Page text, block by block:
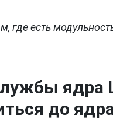
где есть
ядра
до